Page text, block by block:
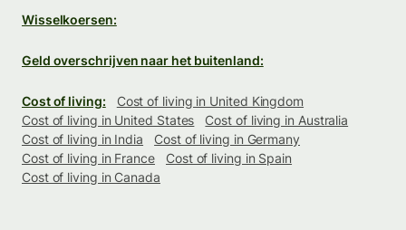
Wisselkoersen:
Geld overschrijven naar het buitenland:
Cost of living:
Cost of living in United Kingdom
Cost of living in United States
Cost of living in Australia
Cost of living in India
Cost of living in Germany
Cost of living in France
Cost of living in Spain
Cost of living in Canada